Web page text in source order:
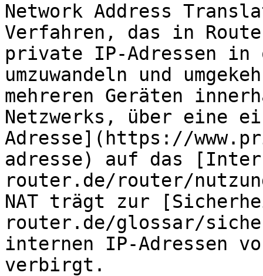
Network Address
Verfahren, das in
private IP-Adressen in
umzuwandeln und
mehreren Geräten
Netzwerks, über eine
Adresse](https://
adresse) auf das
router.de/router/
NAT trägt zur
router.de/glossar/
internen IP-Adressen
verbirgt.